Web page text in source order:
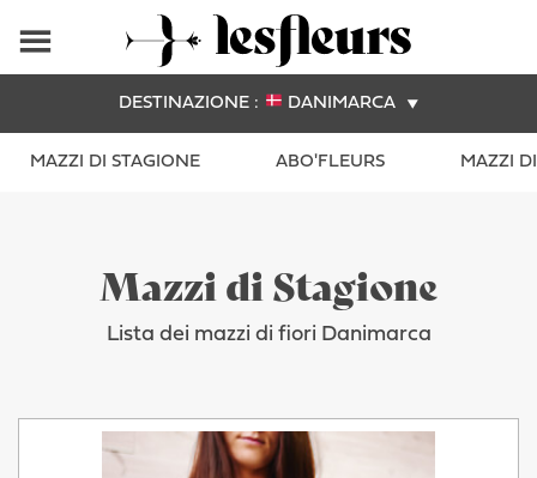
DESTINAZIONE : DANIMARCA
MAZZI DI STAGIONE ABO'FLEURS MAZZI
Mazzi di Stagione
Lista dei mazzi di fiori Danimarca